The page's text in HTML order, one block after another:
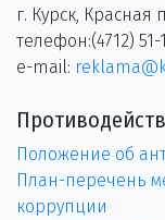
г. Курск,
телефон:(4712) 51-
e-mail:
Положение об
План-перечень
коррупции